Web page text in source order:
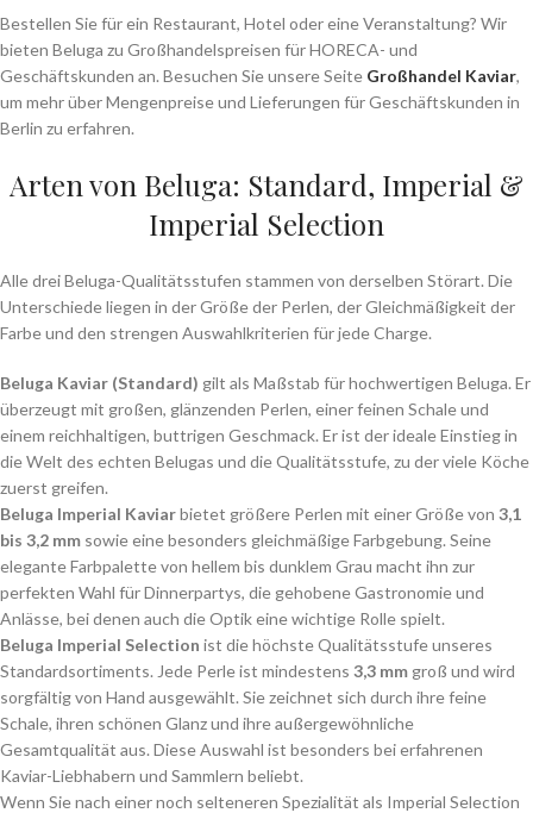
Bestellen Sie für ein Restaurant, Hotel oder eine Veranstaltung? Wir
bieten Beluga zu Großhandelspreisen für HORECA- und
Geschäftskunden an. Besuchen Sie unsere Seite Großhandel Kaviar,
um mehr über Mengenpreise und Lieferungen für Geschäftskunden in
Berlin zu erfahren.
Arten von Beluga: Standard, Imperial &
Imperial Selection
Alle drei Beluga-Qualitätsstufen stammen von derselben Störart. Die
Unterschiede liegen in der Größe der Perlen, der Gleichmäßigkeit der
Farbe und den strengen Auswahlkriterien für jede Charge.
Beluga Kaviar (Standard) gilt als Maßstab für hochwertigen Beluga. Er
überzeugt mit großen, glänzenden Perlen, einer feinen Schale und
einem reichhaltigen, buttrigen Geschmack. Er ist der ideale Einstieg in
die Welt des echten Belugas und die Qualitätsstufe, zu der viele Köche
zuerst greifen.
Beluga Imperial Kaviarbietet größere Perlen mit einer Größe von 3,1
bis 3,2 mm sowie eine besonders gleichmäßige Farbgebung. Seine
elegante Farbpalette von hellem bis dunklem Grau macht ihn zur
perfekten Wahl für Dinnerpartys, die gehobene Gastronomie und
Anlässe, bei denen auch die Optik eine wichtige Rolle spielt.
Beluga Imperial Selection ist die höchste Qualitätsstufe unseres
Standardsortiments. Jede Perle ist mindestens 3,3 mm groß und wird
sorgfältig von Hand ausgewählt. Sie zeichnet sich durch ihre feine
Schale, ihren schönen Glanz und ihre außergewöhnliche
Gesamtqualität aus. Diese Auswahl ist besonders bei erfahrenen
Kaviar-Liebhabern und Sammlern beliebt.
Wenn Sie nach einer noch selteneren Spezialität als Imperial Selection